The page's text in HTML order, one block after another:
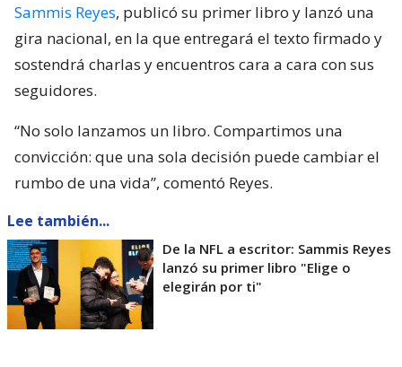
Sammis Reyes, publicó su primer libro y lanzó una
gira nacional, en la que entregará el texto firmado y
sostendrá charlas y encuentros cara a cara con sus
seguidores.
“No solo lanzamos un libro. Compartimos una
convicción: que una sola decisión puede cambiar el
rumbo de una vida”, comentó Reyes.
Lee también...
De la NFL a escritor: Sammis Reyes
lanzó su primer libro "Elige o
elegirán por ti"